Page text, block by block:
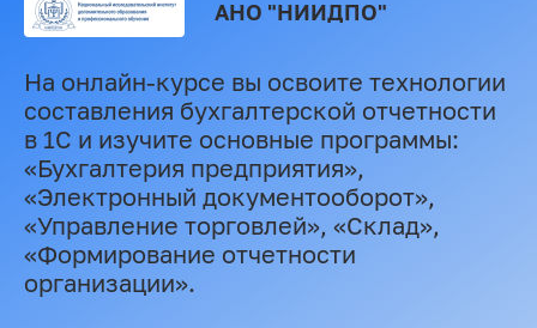
АНО "НИИДПО"
На онлайн-курсе вы освоите технологии
составления бухгалтерской отчетности
в 1С и изучите основные программы:
«Бухгалтерия предприятия»,
«Электронный документооборот»,
«Управление торговлей», «Склад»,
«Формирование отчетности
организации».